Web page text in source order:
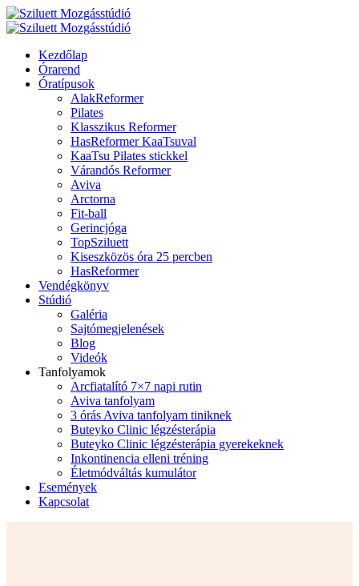
Kezdőlap
Órarend
Óratípusok
AlakReformer
Pilates
Klasszikus Reformer
HasReformer KaaTsuval
KaaTsu Pilates stickkel
Várandós Reformer
Aviva
Arctorna
Fit-ball
Gerincjóga
TopSziluett
Kiseszközös óra 25 percben
HasReformer
Vendégkönyv
Stúdió
Galéria
Sajtómegjelenések
Blog
Videók
Tanfolyamok
Arcfiatalító 7×7 napi rutin
Aviva tanfolyam
3 órás Aviva tanfolyam tiniknek
Buteyko Clinic légzésterápia
Buteyko Clinic légzésterápia gyerekeknek
Inkontinencia elleni tréning
Életmódváltás kumulátor
Események
Kapcsolat